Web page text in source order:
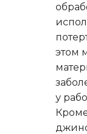
этом
у